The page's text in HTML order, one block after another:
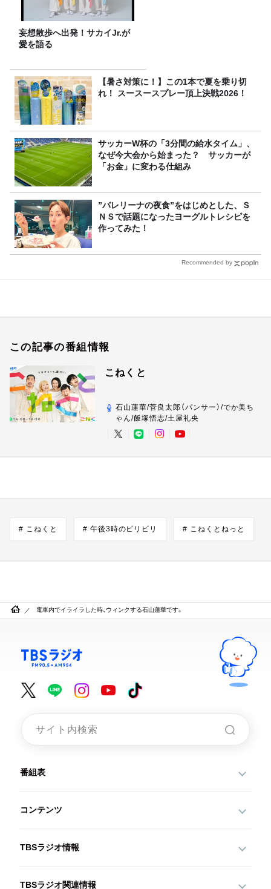
妄想散歩へ出発！サカイJr.が
愛を語る
【暑さ対策に！】この1本で夏を乗り切
れ！ スースースプレー頂上決戦2026！
サッカーW杯の「3分間の給水タイム」、
なぜ今大会から始まった？ サッカーが
「お金」に変わる仕組み
”バレリーナの夜食”をはじめとした、Ｓ
ＮＳで話題になったヨーグルトレシピを
作ってみた！
Recommended by
この記事の番組情報
こねくと
石山蓮華/菅良太郎（パンサー）/でか美ち
ゃん/飯塚悟志/土屋礼央
# こねくと # 午後3時のビリビリ # こねくとねっと
電車内でイライラした時、ウィンクする石山蓮華です。
番組表
コンテンツ
TBSラジオ情報
TBSラジオ関連情報